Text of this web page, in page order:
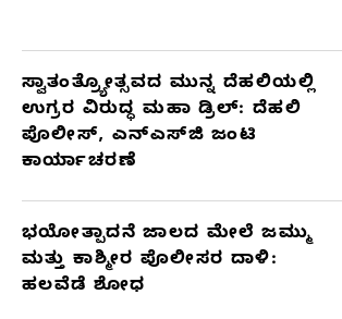
ಸ್ವಾತಂತ್ರ್ಯೋತ್ಸವದ ಮುನ್ನ ದೆಹಲಿಯಲ್ಲಿ
ಉಗ್ರರ ವಿರುದ್ಧ ಮಹಾ ಡ್ರಿಲ್: ದೆಹಲಿ
ಪೊಲೀಸ್, ಎನ್‌ಎಸ್‌ಜಿ ಜಂಟಿ
ಕಾರ್ಯಾಚರಣೆ
ಭಯೋತ್ಪಾದನೆ ಜಾಲದ ಮೇಲೆ ಜಮ್ಮು
ಮತ್ತು ಕಾಶ್ಮೀರ ಪೊಲೀಸರ ದಾಳಿ:
ಹಲವೆಡೆ ಶೋಧ